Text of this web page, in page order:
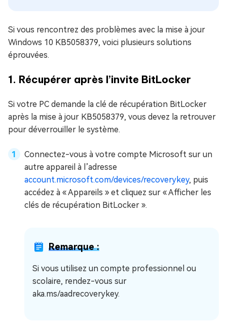
Si vous rencontrez des problèmes avec la mise à jour
Windows 10 KB5058379, voici plusieurs solutions
éprouvées.
1. Récupérer après l’invite BitLocker
Si votre PC demande la clé de récupération BitLocker
après la mise à jour KB5058379, vous devez la retrouver
pour déverrouiller le système.
Connectez-vous à votre compte Microsoft sur un
autre appareil à l’adresse
account.microsoft.com/devices/recoverykey, puis
accédez à « Appareils » et cliquez sur « Afficher les
clés de récupération BitLocker ».
Remarque :
Si vous utilisez un compte professionnel ou
scolaire, rendez-vous sur
aka.ms/aadrecoverykey.